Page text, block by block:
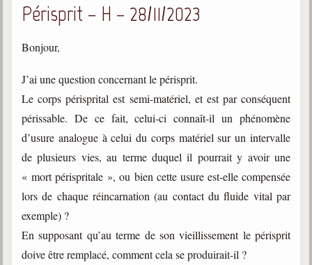
Périsprit – H – 28/11/2023
Bonjour,
J’ai une question concernant le périsprit.
Le corps périsprital est semi-matériel, et est par conséquent
périssable. De ce fait, celui-ci connaît-il un phénomène
d’usure analogue à celui du corps matériel sur un intervalle
de plusieurs vies, au terme duquel il pourrait y avoir une
« mort périspritale », ou bien cette usure est-elle compensée
lors de chaque réincarnation (au contact du fluide vital par
exemple) ?
En supposant qu’au terme de son vieillissement le périsprit
doive être remplacé, comment cela se produirait-il ?